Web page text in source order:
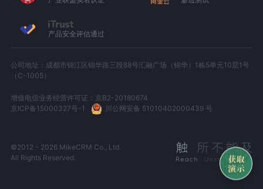
产品安全评估通过
公司地址：成都市锦江区锦华路三段88号汇融广场（锦华）1栋5单元10层1号
（C-1005）
增值电信业务经营许可证：京B2-20180674
京ICP备15000327号-1
川公网安备 51010402000439 号
©2012 - 2026 MikeCRM Co., Ltd.
All Rights Reserved.